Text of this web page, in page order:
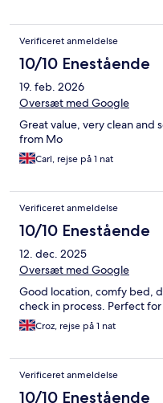
Verificeret anmeldelse
10/10 Enestående
19. feb. 2026
Oversæt med Google
Great value, very clean and
from Mo
Carl, rejse på 1 nat
Verificeret anmeldelse
10/10 Enestående
12. dec. 2025
Oversæt med Google
Good location, comfy bed,
check in process. Perfect
Croz, rejse på 1 nat
Verificeret anmeldelse
10/10 Enestående